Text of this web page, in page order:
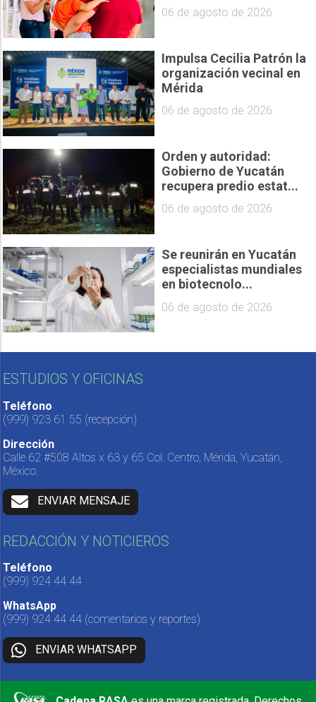
06 de agosto de 2026
Impulsa Cecilia Patrón la
organización vecinal en
Mérida
06 de agosto de 2026
Orden y autoridad:
Gobierno de Yucatán
recupera predio estat...
06 de agosto de 2026
Se reunirán en Yucatán
especialistas mundiales
en biotecnolo...
06 de agosto de 2026
ESTUDIOS Y OFICINAS
Teléfono
(999) 923 61 55 (recepción)
Dirección
Calle 62 #508 Altos x 63 y 65 Col. Centro, Mérida, Yucatán,
México.
ENVIAR MENSAJE
REDACCIÓN Y NOTICIEROS
Teléfono
(999) 924 44 44
WhatsApp
(999) 924 44 44 (comentarios y reportes)
ENVIAR WHATSAPP